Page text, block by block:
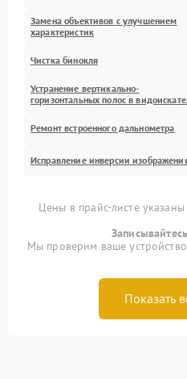
Замена объективов с улучшением
характеристик
Чистка бинокля
Устранение вертикально-
горизонтальных полос в
Ремонт встроенного дальнометра
Исправление инверсии
Цены в прайс-листе
Мы проверим ваше
Показать